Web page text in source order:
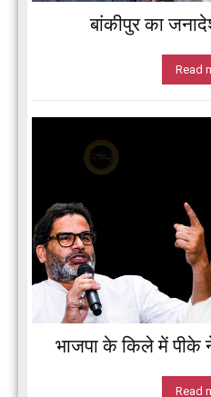
बांकीपुर का
Read
भाजपा के किले में पीके
Read